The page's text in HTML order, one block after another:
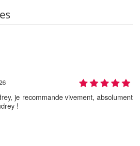
je recommande vivement, absolument
!